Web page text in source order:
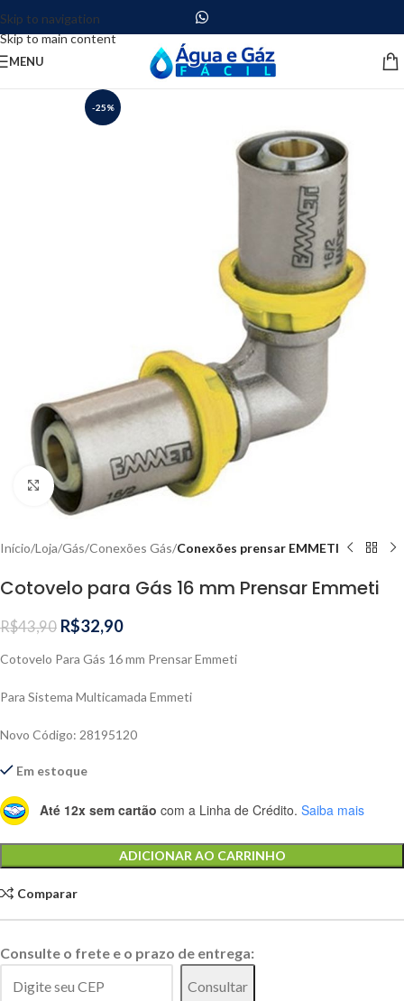
Skip to navigation
Skip to main content
MENU
-25%
Clique para ampliar
Início Loja Gás Conexões Gás Conexões prensar EMMETI
Cotovelo para Gás 16 mm Prensar Emmeti
R$43,90 R$32,90
Cotovelo Para Gás 16 mm Prensar Emmeti
Para Sistema Multicamada Emmeti
Novo Código: 28195120
Em estoque
Até 12x sem cartão com a Linha de Crédito. Saiba mais
ADICIONAR AO CARRINHO
Comparar
Consulte o frete e o prazo de entrega:
Consultar